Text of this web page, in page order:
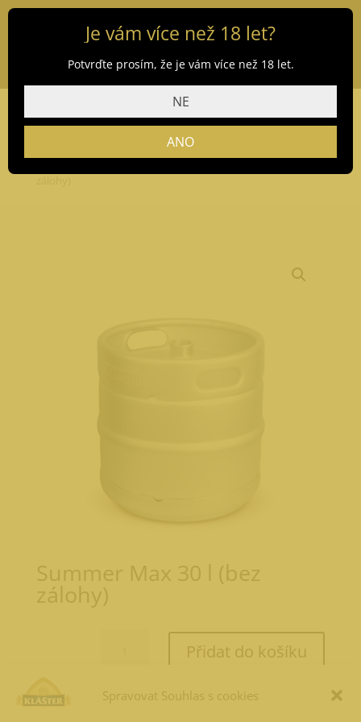
Spravovat Souhlas s cookies
Domů/Obchod/Pivo/Max X/ Summer Max 30 l (bez
Summer Max 30 l (bez
zálohy)
Přidat do košíku
1 166,11
Je vám více než 18 let?
Potvrďte prosím, že je vám více než 18 let.
NE
ANO